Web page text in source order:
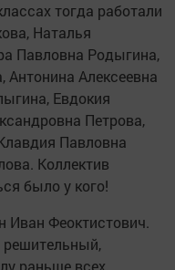
тогда работали
Наталья
Павловна Родыгина,
Антонина Алексеевна
Евдокия
Петрова,
Павловна
Коллектив
было у кого!
Феоктистович.
решительный,
раньше всех,